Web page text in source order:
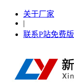
关于厂家
|
联系P站免费版